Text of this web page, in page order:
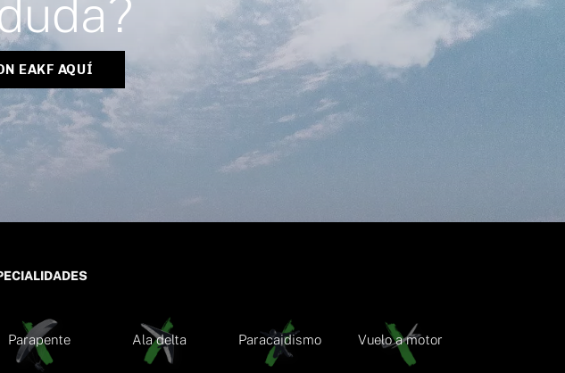
EAKF AQUÍ
Parapente Ala delta Paracaidismo Vuelo a motor